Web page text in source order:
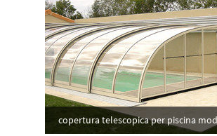
copertura telescopica per piscina